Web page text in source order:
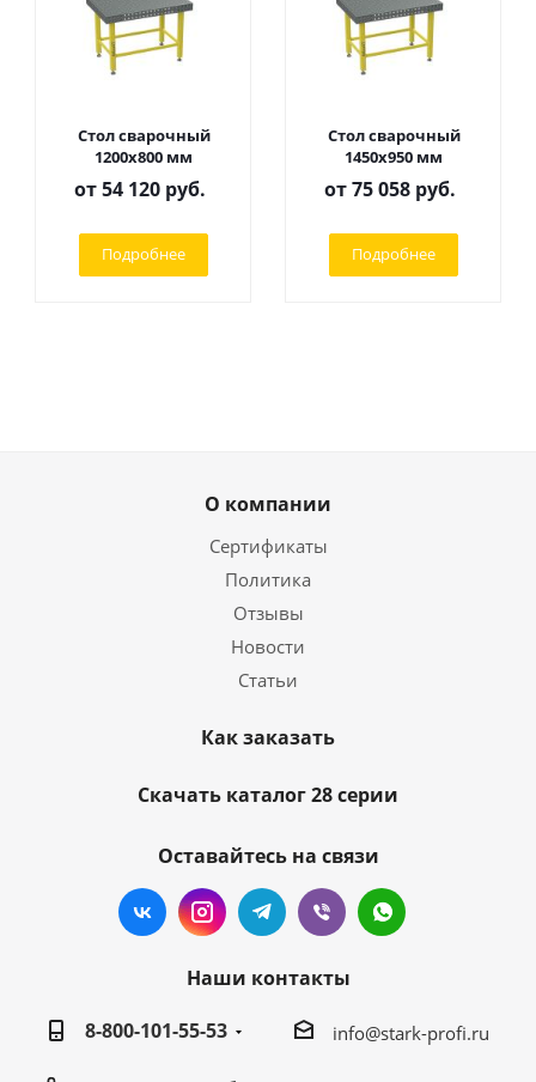
Стол сварочный
1200х800 мм
от54 120 руб.
Подробнее
Стол сварочный
1450х950 мм
от75 058 руб.
Подробнее
О компании
Сертификаты
Политика
Отзывы
Новости
Статьи
Как заказать
Скачать каталог 28 серии
Оставайтесь на связи
Наши контакты
8-800-101-55-53
info@stark-profi.ru